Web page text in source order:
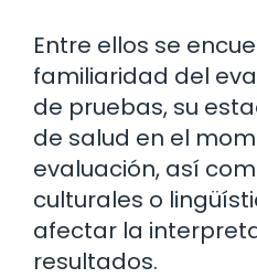
Entre ellos se
familiaridad del
de pruebas, su
de salud en el
evaluación, así
culturales o
afectar la
resultados.